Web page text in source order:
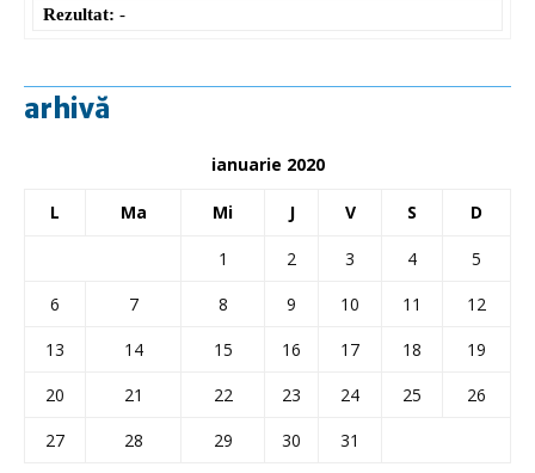
Rezultat: -
arhivă
ianuarie 2020
L Ma Mi J V S D
1 2 3 4
5
6
7 8 9 10 11
12
13
14 15 16 17 18
19
20
21 22 23 24 25
26
27
28 29 30 31